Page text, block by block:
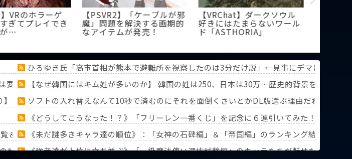
VRのホラーゲ
ぎてプレイでき
…
【PSVR2】「ケーブルが邪
魔」問題を解決する画期的
なアイテムが発売！
【VRChat】ダークソウル
好きにはたまらないワール
ド「ASTHORIA」
ひろゆき氏「高市首相が熊本で避難所を視察したのは3分だけ説」←見事にデマに引っか
要求に応じるも次の朝にガレージに向かうと……
【なぜ韓国にはキム姓が多いのか】 韓国の姓は250、日本は30万…歴史的背景を米学者
ソフトの入れ替えなんて10秒で済むのにそれを面倒くさいとかDL版選ぶ理由だわとかな
《どうしてこうなった！？》「フリーレン一番くじ」を記念に６連引いてみた！気づけ
＆「ミミック」大特集！！【『葬送のフリーレン』第3回人気投票】
《未だ謎多きキャラ達の順位》：「女神の石碑編」＆「帝国編」のランキング結果を分
31キャラのランキングを徹底解説！【『葬送のフリーレン』第3回人気投票】
《強者達が上位に立ち並ぶ》「一級魔法使い選抜試験編」のキャラたちが魅せた驚異の